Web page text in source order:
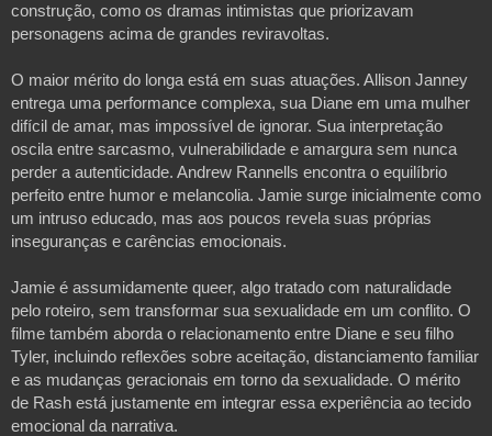
construção, como os dramas intimistas que priorizavam
personagens acima de grandes reviravoltas.
O maior mérito do longa está em suas atuações. Allison Janney
entrega uma performance complexa, sua Diane em uma mulher
difícil de amar, mas impossível de ignorar. Sua interpretação
oscila entre sarcasmo, vulnerabilidade e amargura sem nunca
perder a autenticidade. Andrew Rannells encontra o equilíbrio
perfeito entre humor e melancolia. Jamie surge inicialmente como
um intruso educado, mas aos poucos revela suas próprias
inseguranças e carências emocionais.
Jamie é assumidamente queer, algo tratado com naturalidade
pelo roteiro, sem transformar sua sexualidade em um conflito. O
filme também aborda o relacionamento entre Diane e seu filho
Tyler, incluindo reflexões sobre aceitação, distanciamento familiar
e as mudanças geracionais em torno da sexualidade. O mérito
de Rash está justamente em integrar essa experiência ao tecido
emocional da narrativa.